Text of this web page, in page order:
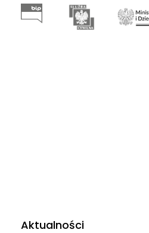
Aktualności